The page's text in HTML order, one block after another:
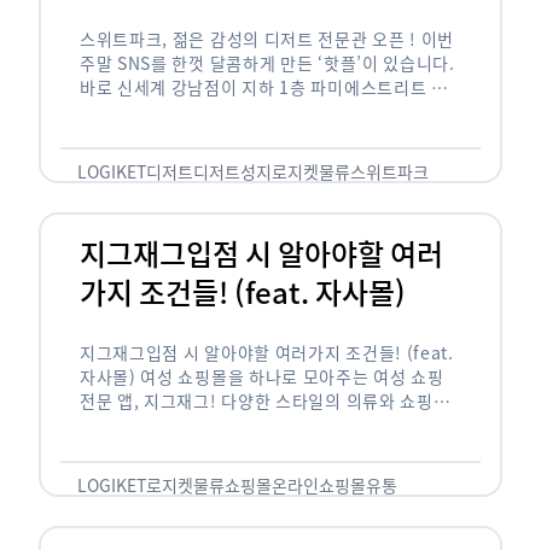
스위트파크, 젊은 감성의 디저트 전문관 오픈 ! 이번
주말 SNS를 한껏 달콤하게 만든 ‘핫플’이 있습니다.
바로 신세계 강남점이 지하 1층 파미에스트리트 분
LOGIKET디저트디저트성지로지켓물류스위트파크
지그재그입점 시 알아야할 여러
가지 조건들! (feat. 자사몰)
지그재그입점 시 알아야할 여러가지 조건들! (feat.
자사몰) 여성 쇼핑몰을 하나로 모아주는 여성 쇼핑
전문 앱, 지그재그! 다양한 스타일의 의류와 쇼핑몰
LOGIKET로지켓물류쇼핑몰온라인쇼핑몰유통